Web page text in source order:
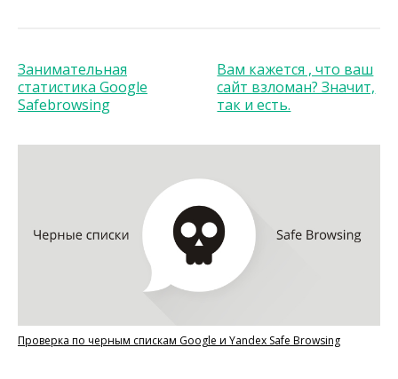
Занимательная
статистика Google
Safebrowsing
Вам кажется , что ваш
сайт взломан? Значит,
так и есть.
Проверка по черным спискам Google и Yandex Safe Browsing